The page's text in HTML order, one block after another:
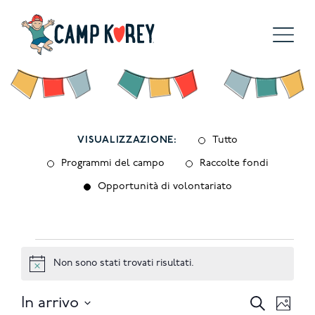
VISUALIZZAZIONE: Tutto
Programmi del campo Raccolte fondi
Opportunità di volontariato
Eventi
Notice
Non sono stati trovati risultati.
Eventi
Cerca
Foto
In arrivo